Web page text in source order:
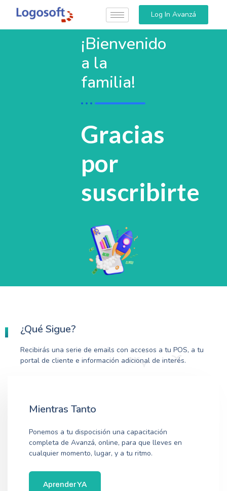
Log In Avanzá
¡Bienvenido
a la
familia!
Gracias
por
suscribirte
¿Qué Sigue?
Recibirás una serie de emails con accesos a tu POS, a tu
portal de cliente e información adicional de interés.
Mientras Tanto
Ponemos a tu dispocisión una capacitación
completa de Avanzá, online, para que lleves en
cualquier momento, lugar, y a tu ritmo.
Aprender YA